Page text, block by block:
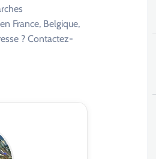
France, Belgique,
? Contactez-